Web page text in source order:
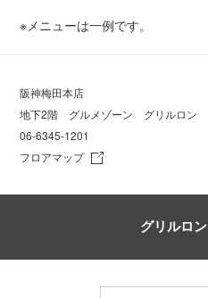
※メニューは一例です。
阪神梅田本店
地下2階 グルメゾーン グリルロン
06-6345-1201
フロアマップ
グリルロン